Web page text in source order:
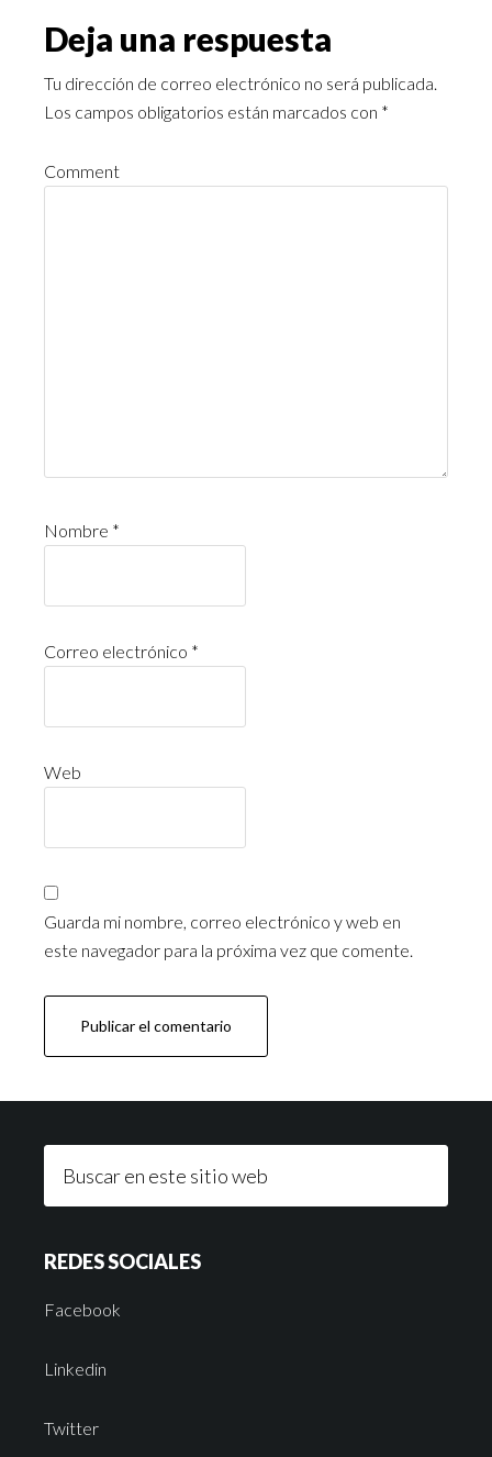
Deja una respuesta
Tu dirección de correo electrónico no será publicada.
Los campos obligatorios están marcados con *
Comment
Nombre *
Correo electrónico *
Web
Guarda mi nombre, correo electrónico y web en
este navegador para la próxima vez que comente.
REDES SOCIALES
Facebook
Linkedin
Twitter